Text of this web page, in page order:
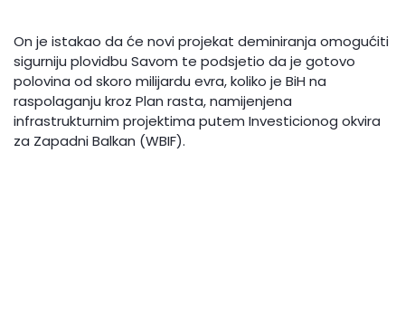
On je istakao da će novi projekat deminiranja omogućiti
sigurniju plovidbu Savom te podsjetio da je gotovo
polovina od skoro milijardu evra, koliko je BiH na
raspolaganju kroz Plan rasta, namijenjena
infrastrukturnim projektima putem Investicionog okvira
za Zapadni Balkan (WBIF).